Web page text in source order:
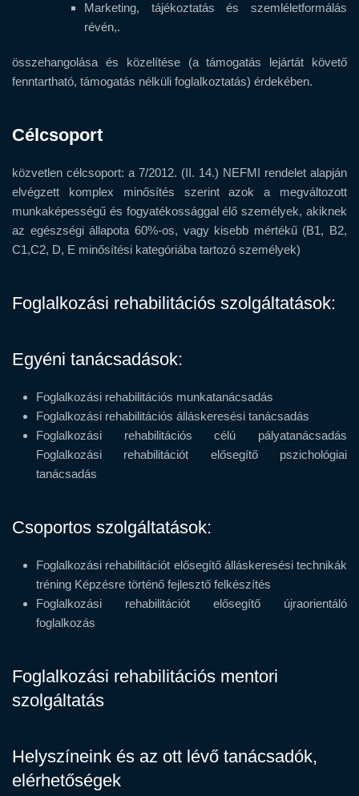
Marketing, tájékoztatás és szemléletformálás
révén,.
összehangolása és közelítése (a támogatás lejártát követő
fenntartható, támogatás nélküli foglalkoztatás) érdekében.
Célcsoport
közvetlen célcsoport: a 7/2012. (II. 14.) NEFMI rendelet alapján
elvégzett komplex minősítés szerint azok a megváltozott
munkaképességű és fogyatékossággal élő személyek, akiknek
az egészségi állapota 60%-os, vagy kisebb mértékű (B1, B2,
C1,C2, D, E minősítési kategóriába tartozó személyek)
Foglalkozási rehabilitációs szolgáltatások:
Egyéni tanácsadások:
Foglalkozási rehabilitációs munkatanácsadás
Foglalkozási rehabilitációs álláskeresési tanácsadás
Foglalkozási rehabilitációs célú pályatanácsadás
Foglalkozási rehabilitációt elősegítő pszichológiai
tanácsadás
Csoportos szolgáltatások:
Foglalkozási rehabilitációt elősegítő álláskeresési technikák
tréning Képzésre történő fejlesztő felkészítés
Foglalkozási rehabilitációt elősegítő újraorientáló
foglalkozás
Foglalkozási rehabilitációs mentori
szolgáltatás
Helyszíneink és az ott lévő tanácsadók,
elérhetőségek